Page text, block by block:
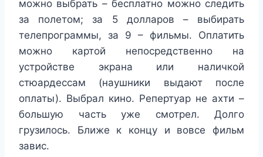
можно выбрать – бесплатно можно следить
за полетом; за 5 долларов – выбирать
телепрограммы, за 9 – фильмы. Оплатить
можно картой непосредственно на
устройстве экрана или наличкой
стюардессам (наушники выдают после
оплаты). Выбрал кино. Репертуар не ахти –
большую часть уже смотрел. Долго
грузилось. Ближе к концу и вовсе фильм
завис.